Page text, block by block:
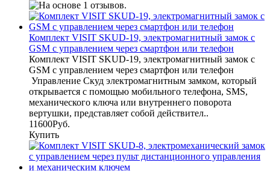
Комплект VISIT SKUD-19, электромагнитный замок с
GSM с управлением через смартфон или телефон
Комплект VISIT SKUD-19, электромагнитный замок с
GSM с управлением через смартфон или телефон
Управление Скуд электромагнитным замком, который
открывается с помощью мобильного телефона, SMS,
механического ключа или внутреннего поворота
вертушки, представляет собой действител..
11600Руб.
Купить